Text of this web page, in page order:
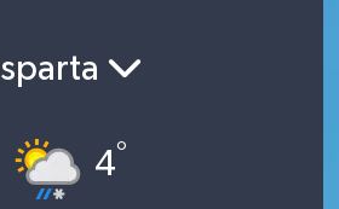
Isparta
4°